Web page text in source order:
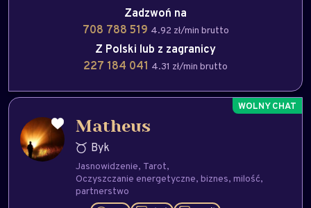
Zadzwoń na
708 788 519 4.92 zł/min brutto
Z Polski lub z zagranicy
227 184 041 4.31 zł/min brutto
Matheus
Byk
Jasnowidzenie Tarot
Oczyszczanie energetyczne biznes milość
partnerstwo